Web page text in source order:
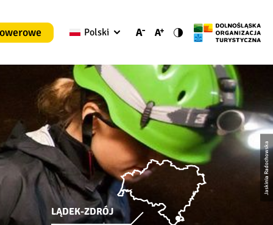
Polski
Jaskinia Radochowska
LĄDEK-ZDRÓJ